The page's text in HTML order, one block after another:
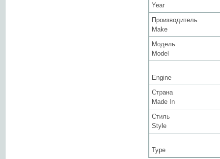
Year
Производитель
Make
Модель
Model
Engine
Страна
Made In
Стиль
Style
Type